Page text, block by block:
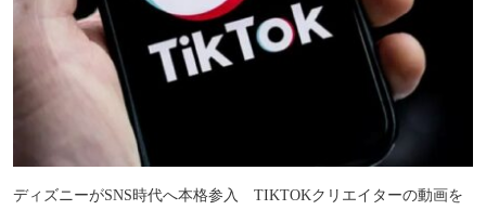
ディズニーがSNS時代へ本格参入 TIKTOKクリエイターの動画を